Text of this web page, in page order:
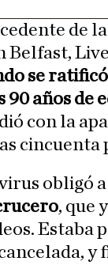
de
Belfast,
se
años de
con la
cincuenta
obligó
, que
Estaba
y